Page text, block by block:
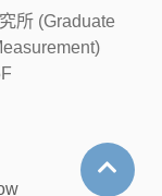
所 (Graduate